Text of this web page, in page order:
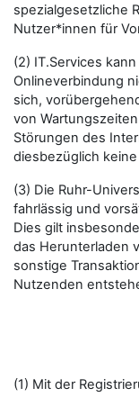
spezialgesetzliche
Nutzer*innen für
(2) IT.Services
Onlineverbindung
sich,
von
Störungen des
diesbezüglich
(3) Die Ruhr-
fahrlässig und
Dies gilt
das Herunterladen
sonstige
Nutzenden
(1) Mit der